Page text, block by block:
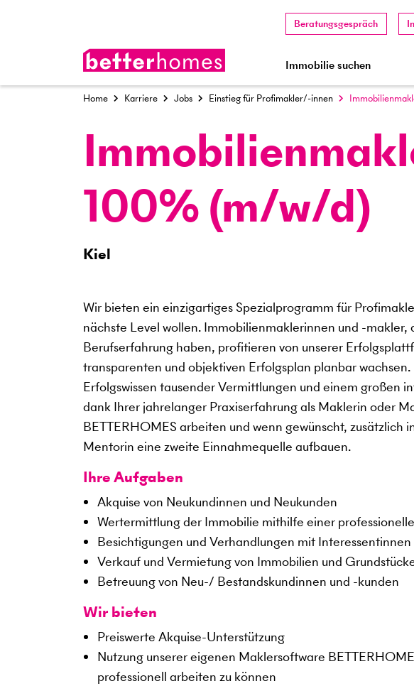
Beratungsgespräch
Immobilie suchen
Home Karriere Jobs Einstieg für Profimakler/-innen
100% (m/w/d)
Kiel
Wir bieten ein einzigartiges Spezialprogramm für
nächste Level wollen. Immobilienmaklerinnen und -makler,
Berufserfahrung haben, profitieren von unserer
transparenten und objektiven Erfolgsplan planbar
Erfolgswissen tausender Vermittlungen und einem großen
dank Ihrer jahrelanger Praxiserfahrung als Maklerin oder
BETTERHOMES arbeiten und wenn gewünscht, zusätzlich
Mentorin eine zweite Einnahmequelle aufbauen.
Ihre Aufgaben
Akquise von Neukundinnen und Neukunden
Wertermittlung der Immobilie mithilfe einer
Besichtigungen und Verhandlungen mit
Verkauf und Vermietung von Immobilien und
Betreuung von Neu-/ Bestandskundinnen und -kunden
Wir bieten
Preiswerte Akquise-Unterstützung
Nutzung unserer eigenen Maklersoftware
professionell arbeiten zu können